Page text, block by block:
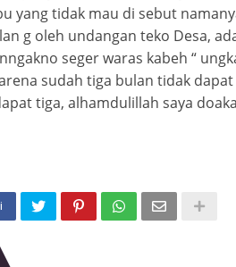
yang tidak mau di sebut
g oleh undangan teko Desa,
seger waras kabeh “
sudah tiga bulan tidak
tiga, alhamdulillah saya